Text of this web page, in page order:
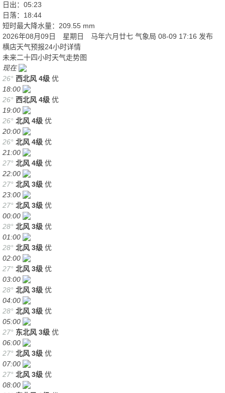
日出：05:23
日落：18:44
短时最大降水量：209.55 mm
2026年08月09日 星期日 马年六月廿七 气象局 08-09 17:16 发布
横店天气预报24小时详情
未来二十四小时天气走势图
现在
26° 西北风 4级 优
18:00
26° 西北风 4级 优
19:00
26° 北风 4级 优
20:00
26° 北风 4级 优
21:00
27° 北风 4级 优
22:00
27° 北风 3级 优
23:00
27° 北风 3级 优
00:00
28° 北风 3级 优
01:00
28° 北风 3级 优
02:00
27° 北风 3级 优
03:00
28° 北风 3级 优
04:00
28° 北风 3级 优
05:00
27° 东北风 3级 优
06:00
27° 北风 3级 优
07:00
27° 北风 3级 优
08:00